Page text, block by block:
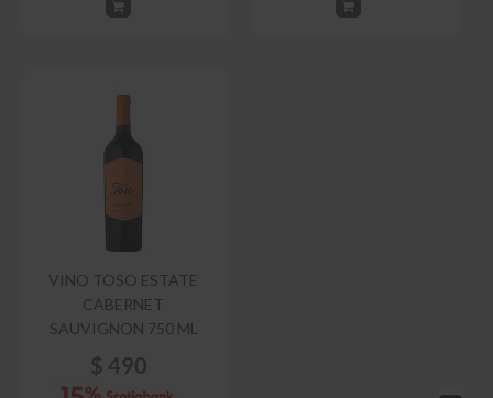
VINO TOSO ESTATE
CABERNET
SAUVIGNON 750 ML
$ 490